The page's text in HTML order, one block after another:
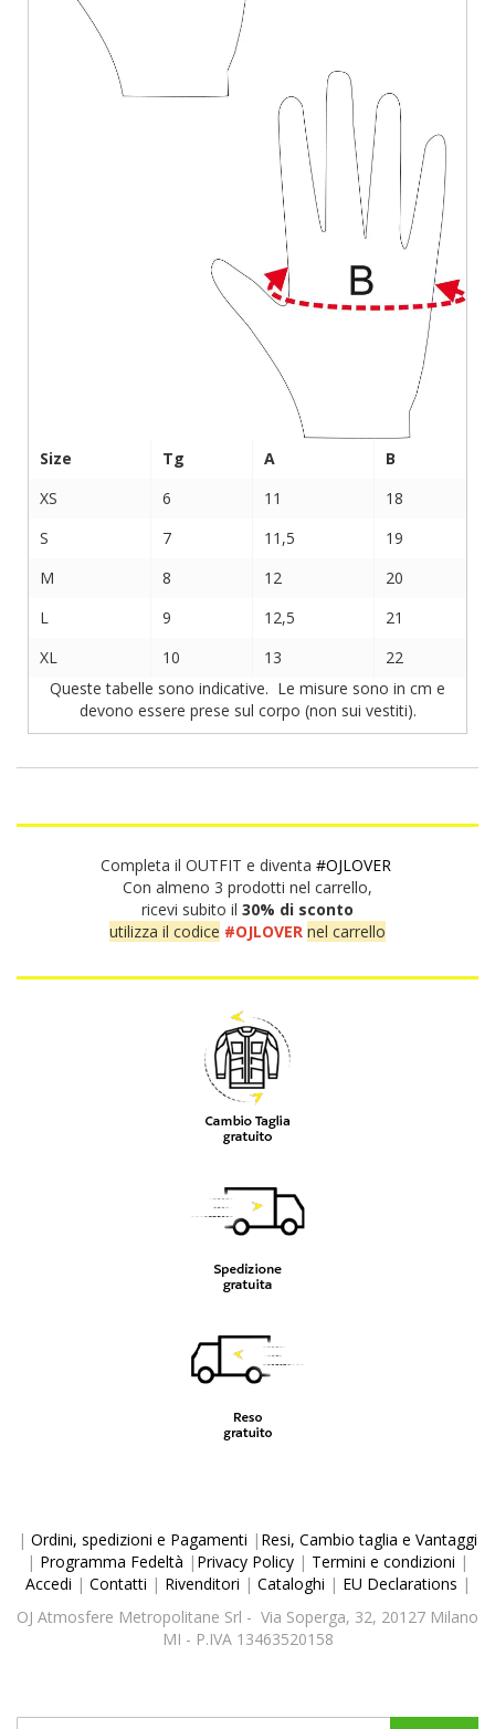
Completa il OUTFIT e diventa #OJLOVER
Con almeno 3 prodotti nel carrello,
ricevi subito il 30% di sconto
utilizza il codice #OJLOVER nel carrello
Size Tg A
B
XS
6 11
18
S
7 11,5
19
M
8 12
20
L
9 12,5
21
XL
10 13
22
Queste tabelle sono indicative. Le misure sono in cm e
devono essere prese sul corpo (non sui vestiti).
| Ordini, spedizioni e Pagamenti | Resi, Cambio taglia e Vantaggi
| Programma Fedeltà | Privacy Policy | Termini e condizioni |
Accedi | Contatti | Rivenditori | Cataloghi | EU Declarations |
OJ Atmosfere Metropolitane Srl - Via Soperga, 32, 20127 Milano
MI - P.IVA 13463520158